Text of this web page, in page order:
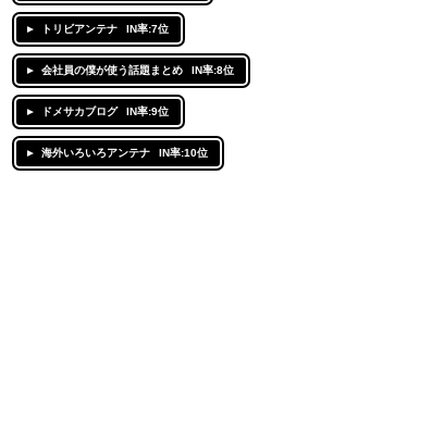
トリビアンテナ IN率:7位
会社員の僕が使う話題まとめ IN率:8位
ドメサカブログ IN率:9位
海外いろいろアンテナ IN率:10位